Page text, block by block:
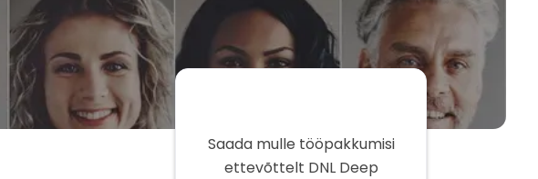
Saada mulle tööpakkumisi
ettevõttelt DNL Deep